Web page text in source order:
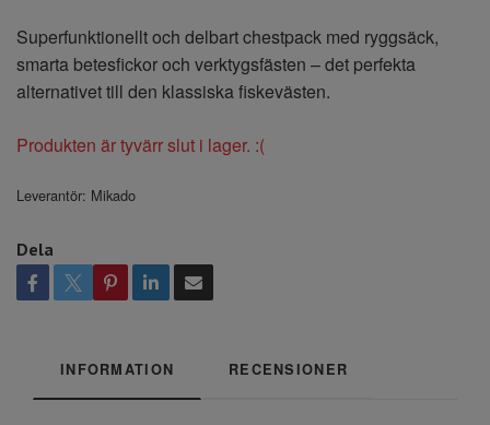
Superfunktionellt och delbart chestpack med ryggsäck,
smarta betesfickor och verktygsfästen – det perfekta
alternativet till den klassiska fiskevästen.
Produkten är tyvärr slut i lager. :(
Leverantör: Mikado
Dela
INFORMATION RECENSIONER